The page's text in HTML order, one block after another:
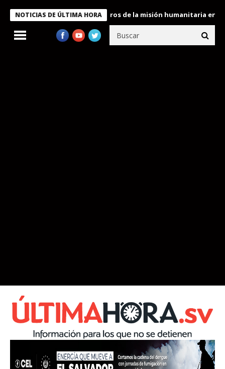
NOTICIAS DE ÚLTIMA HORA
Bukele condecora a miembros de la misión humanitaria enviada